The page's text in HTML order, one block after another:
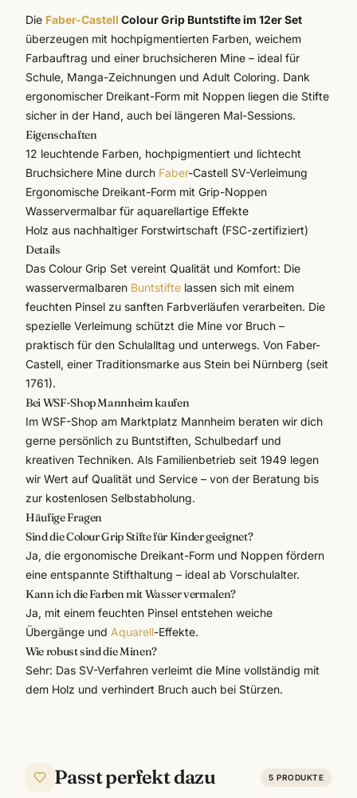
Die Faber-Castell Colour Grip Buntstifte im 12er Set
überzeugen mit hochpigmentierten Farben, weichem
Farbauftrag und einer bruchsicheren Mine – ideal für
Schule, Manga-Zeichnungen und Adult Coloring. Dank
ergonomischer Dreikant-Form mit Noppen liegen die Stifte
sicher in der Hand, auch bei längeren Mal-Sessions.
Eigenschaften
12 leuchtende Farben, hochpigmentiert und lichtecht
Bruchsichere Mine durch Faber-Castell SV-Verleimung
Ergonomische Dreikant-Form mit Grip-Noppen
Wasservermalbar für aquarellartige Effekte
Holz aus nachhaltiger Forstwirtschaft (FSC-zertifiziert)
Details
Das Colour Grip Set vereint Qualität und Komfort: Die
wasservermalbaren Buntstifte lassen sich mit einem
feuchten Pinsel zu sanften Farbverläufen verarbeiten. Die
spezielle Verleimung schützt die Mine vor Bruch –
praktisch für den Schulalltag und unterwegs. Von Faber-
Castell, einer Traditionsmarke aus Stein bei Nürnberg (seit
1761).
Bei WSF-Shop Mannheim kaufen
Im WSF-Shop am Marktplatz Mannheim beraten wir dich
gerne persönlich zu Buntstiften, Schulbedarf und
kreativen Techniken. Als Familienbetrieb seit 1949 legen
wir Wert auf Qualität und Service – von der Beratung bis
zur kostenlosen Selbstabholung.
Häufige Fragen
Sind die Colour Grip Stifte für Kinder geeignet?
Ja, die ergonomische Dreikant-Form und Noppen fördern
eine entspannte Stifthaltung – ideal ab Vorschulalter.
Kann ich die Farben mit Wasser vermalen?
Ja, mit einem feuchten Pinsel entstehen weiche
Übergänge und Aquarell-Effekte.
Wie robust sind die Minen?
Sehr: Das SV-Verfahren verleimt die Mine vollständig mit
dem Holz und verhindert Bruch auch bei Stürzen.
Passt perfekt dazu 5 PRODUKTE